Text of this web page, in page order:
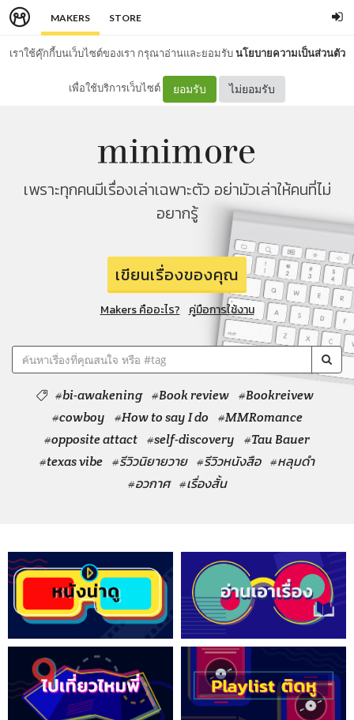
MAKERS STORE
เราใช้คุ๊กกี้บนเว็บไซต์ของเรา กรุณาอ่านและยอมรับนโยบายความเป็นส่วนตัว
เพื่อใช้บริการเว็บไซต์ ยอมรับ ไม่ยอมรับ
เพราะทุกคนมีเรื่องเล่าเฉพาะตัว อย่ามัวเล่าให้คนที่ไม่
อยากรู้
เขียนเรื่องของคุณ
Makers คืออะไร? คู่มือการใช้งาน
#bi-awakening #Book review #Bookreivew
#cowboy
#How to say I do
#MMRomance
#opposite attact #self-discovery
#Tau Bauer
#texas vibe #รีวิวนิยายวาย #รีวิวหนังสือ #หลุมดำ
#อวกาศ #เรื่องสั้น